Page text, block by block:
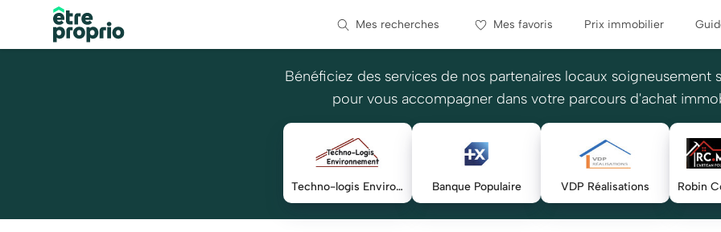
Mes recherches Mes favoris Prix immobilier
Bénéficiez des services de nos partenaires locaux soigneusement
pour vous accompagner dans votre parcours d'achat
Techno-logis Environnement Habitat Banque Populaire VDP Réalisations